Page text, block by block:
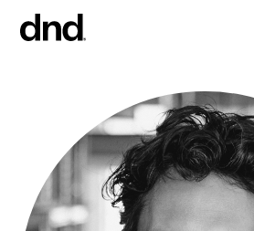
EN ES FR
PRODUITS
TOUS LES PRODUITS
Poignées de portes